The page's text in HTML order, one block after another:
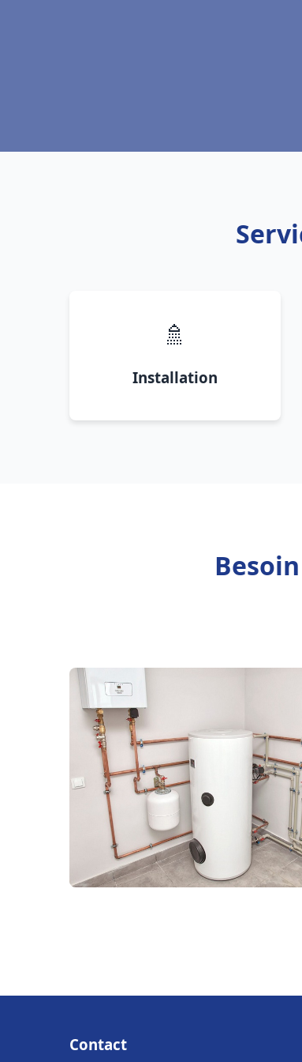
🚿
Installation
Contact